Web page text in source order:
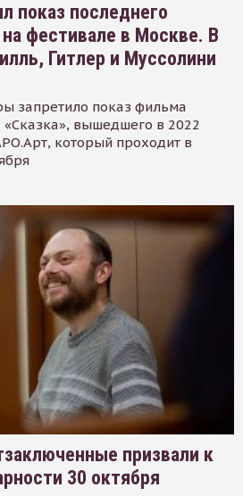
показ последнего
фестивале в Москве. В
Гитлер и Муссолини
запретило показ фильма
вышедшего в 2022
который проходит в
призвали к
30 октября